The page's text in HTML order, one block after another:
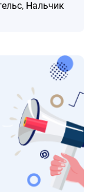
, Нальчик